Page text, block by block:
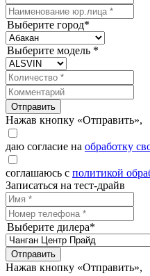
Выберите город*
Выберите модель *
Отправить
Нажав кнопку «Отправить»,
даю согласие на обработку
соглашаюсь с политикой
Записаться на тест-драйв
Выберите дилера*
Отправить
Нажав кнопку «Отправить»,